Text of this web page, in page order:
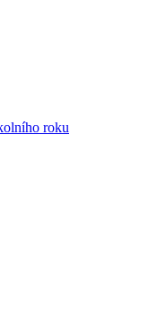
roku